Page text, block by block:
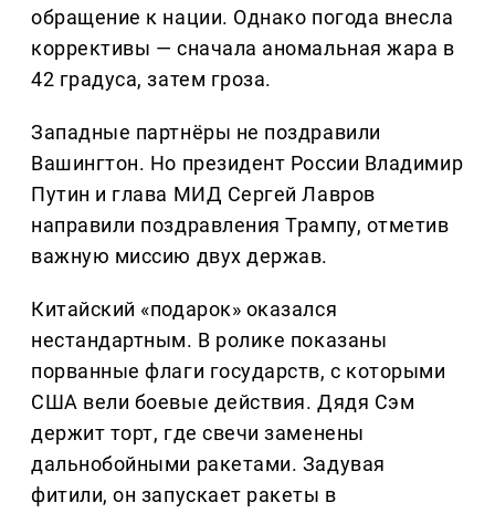
обращение к нации. Однако погода внесла
коррективы — сначала аномальная жара в
42 градуса, затем гроза.
Западные партнёры не поздравили
Вашингтон. Но президент России Владимир
Путин и глава МИД Сергей Лавров
направили поздравления Трампу, отметив
важную миссию двух держав.
Китайский «подарок» оказался
нестандартным. В ролике показаны
порванные флаги государств, с которыми
США вели боевые действия. Дядя Сэм
держит торт, где свечи заменены
дальнобойными ракетами. Задувая
фитили, он запускает ракеты в